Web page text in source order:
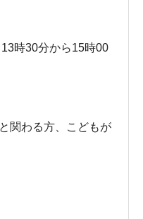
時30分から15時00
関わる方、こどもが